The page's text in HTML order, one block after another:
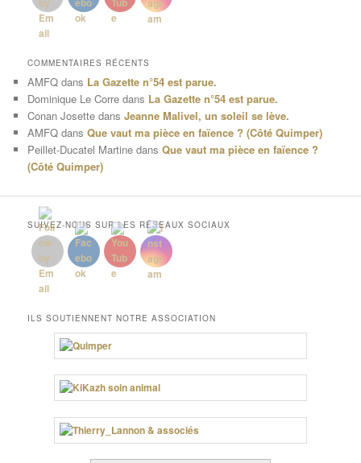
COMMENTAIRES RÉCENTS
AMFQ dans La Gazette n°54 est parue.
Dominique Le Corre dans La Gazette n°54 est parue.
Conan Josette dansJeanne Malivel, un soleil se lève.
AMFQ dansQue vaut ma pièce en faïence ? (Côté Quimper)
Peillet-Ducatel Martine dansQue vaut ma pièce en faïence ?
(Côté Quimper)
SUIVEZ-NOUS SUR LES RÉSEAUX SOCIAUX
ILS SOUTIENNENT NOTRE ASSOCIATION